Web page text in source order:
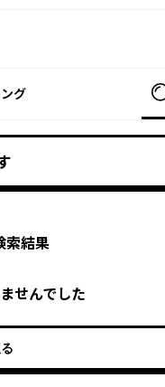
グ
索結果
せんでした